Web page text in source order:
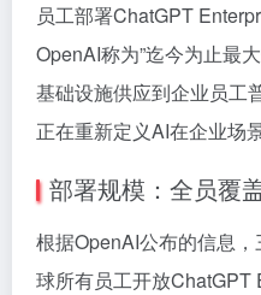
员工部署ChatGPT
OpenAI称为”迄今为止最
基础设施供应到企业员工
正在重新定义AI在企业场
部署规模：全员覆
根据OpenAI公布的信息
球所有员工开放ChatGPT